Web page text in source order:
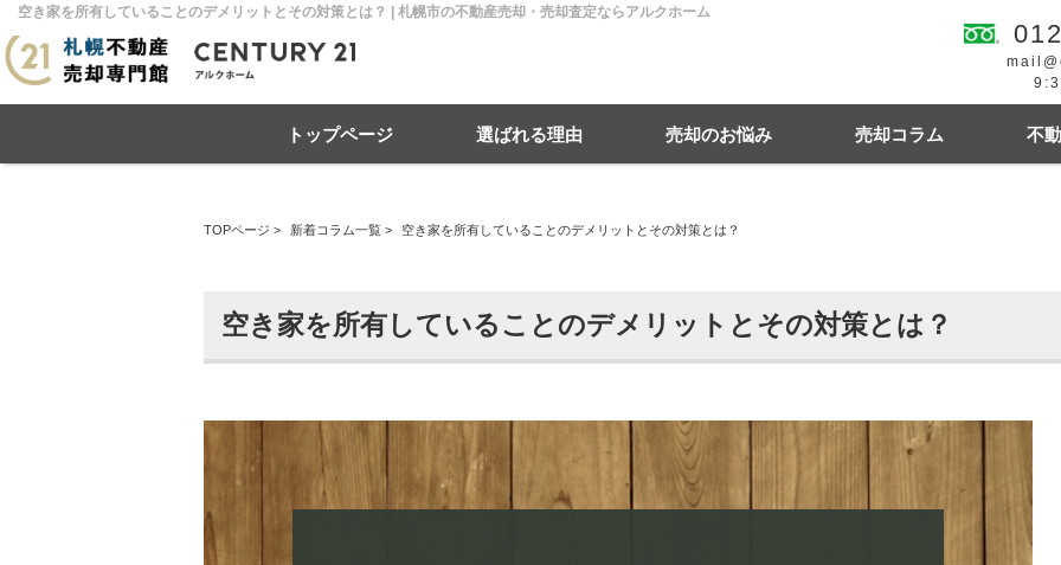
空き家を所有していることのデメリットとその対策とは？ | 札幌市の不動産売却・売却査定ならアルクホーム
トップページ 選ばれる理由 売却のお悩み 売却コラム 不
札幌市南区 札幌市北区 札幌市東区 札幌市西区 札幌市中央区 札幌
札幌市厚別区 札幌市清田区 江別市
TOPページ > 新着コラム一覧 > 空き家を所有していることのデメリットとその対策とは？
空き家を所有していることのデメリットとその対策とは？